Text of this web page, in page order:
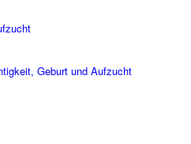
Geburt und Aufzucht